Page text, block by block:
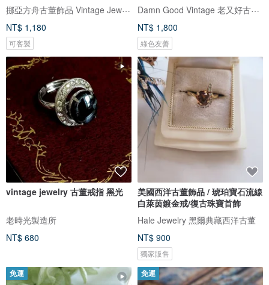
挪亞方舟古董飾品 Vintage Jewelry
NT$ 1,180
可客製
Damn Good Vintage 老又好古董珠寶
NT$ 1,800
綠色友善
vintage jewelry 古董戒指 黑光
老時光製造所
NT$ 680
美國西洋古董飾品 / 琥珀寶石流線
白萊茵鍍金戒/復古珠寶首飾
Hale Jewelry 黑爾典藏西洋古董
NT$ 900
獨家販售
免運 免運